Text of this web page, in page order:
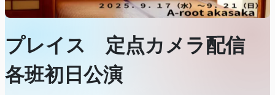
プレイス 定点カメラ配信
各班初日公演